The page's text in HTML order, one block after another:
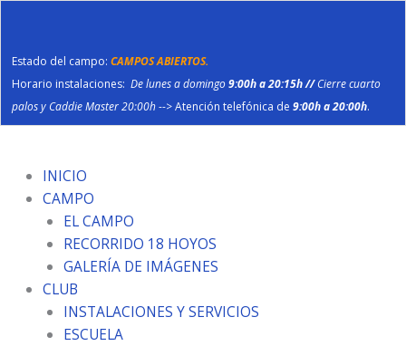
Estado del campo: CAMPOS ABIERTOS.
Horario instalaciones: De lunes a domingo9:00h a 20:15h //Cierre cuarto
palos y Caddie Master 20:00h--> Atención telefónica de 9:00h a 20:00h.
contenido
INICIO
CAMPO
EL CAMPO
RECORRIDO 18 HOYOS
GALERÍA DE IMÁGENES
CLUB
INSTALACIONES Y SERVICIOS
ESCUELA